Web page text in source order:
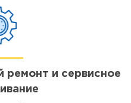
ремонт и сервисное